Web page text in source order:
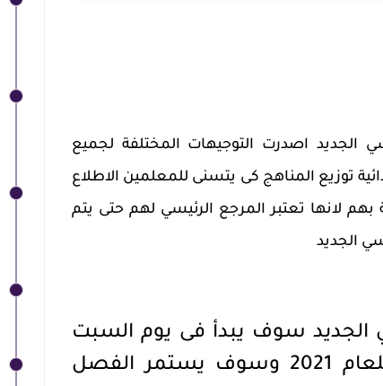
الجديد اصدرت التوجيهات المختلفة لجميع
توزيع المناهج كى يتسنى للمعلمين الاطلاع
لانها تعتبر المرجع الرئيسي لهم حتى يتم
الجديد
الجديد سوف يبدأ فى يوم السبت
الموافق 9 من شهر اكتوبر للعام 2021 وسوف يستمر الفصل